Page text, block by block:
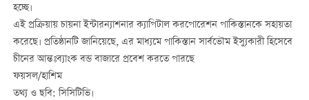
হচ্ছে।
এই প্রক্রিয়ায় চায়না ইন্টারন্যাশনার ক্যাপিটাল করপোরেশন পাকিস্তানকে সহায়তা
করেছে। প্রতিষ্ঠানটি জানিয়েছে, এর মাধ্যমে পাকিস্তান সার্বভৌম ইস্যুকারী হিসেবে
চীনের আন্তঃব্যাংক বন্ড বাজারে প্রবেশ করতে পারছে
ফয়সল/হাশিম
তথ্য ও ছবি: সিসিটিভি।